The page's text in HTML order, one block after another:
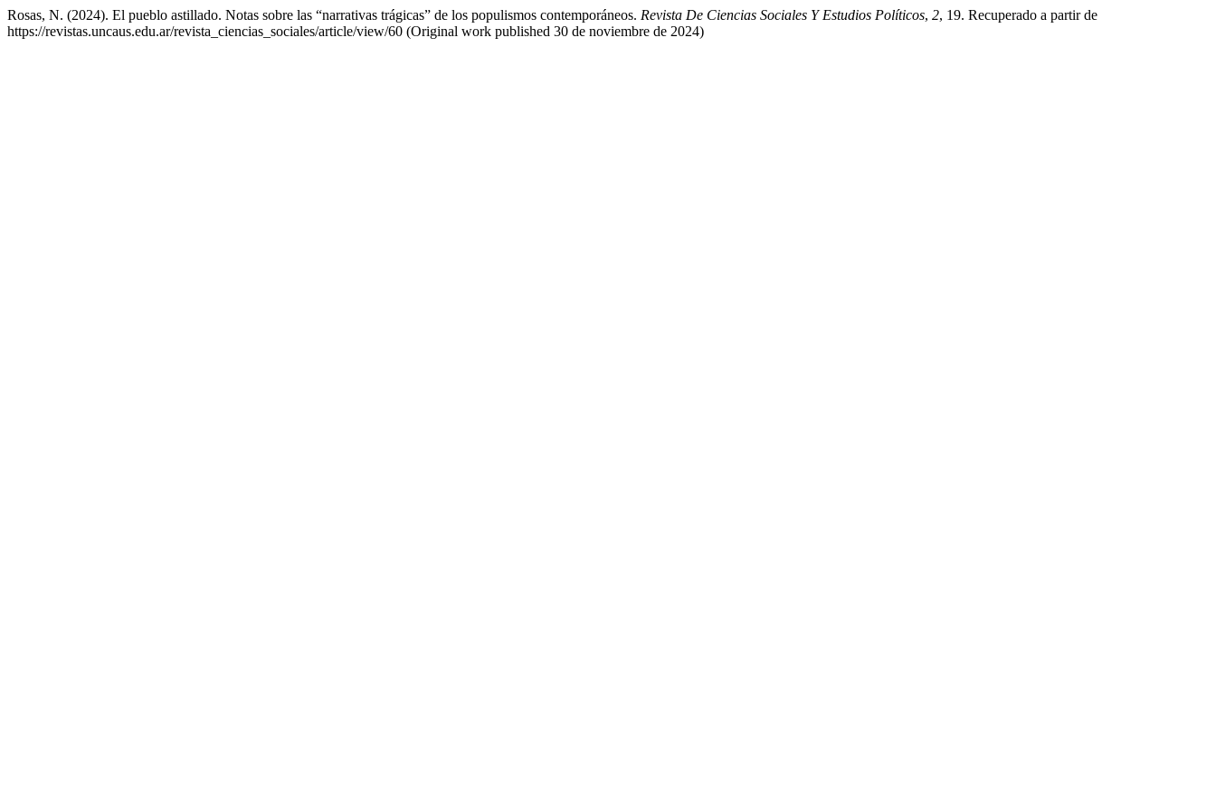
Rosas, N. (2024). El pueblo astillado. Notas sobre las “narrativas trágicas” de los populismos contemporáneos. Revista De Ciencias Sociales Y Estudios Políticos, 2, 19. Recuperado a partir de
https://revistas.uncaus.edu.ar/revista_ciencias_sociales/article/view/60 (Original work published 30 de noviembre de 2024)